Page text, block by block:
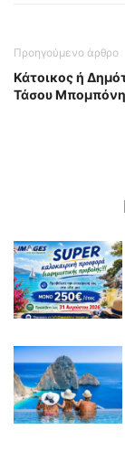
Προηγούμενο άρθρο
Κάτοικος ή
Τάσου Μπομπόνη